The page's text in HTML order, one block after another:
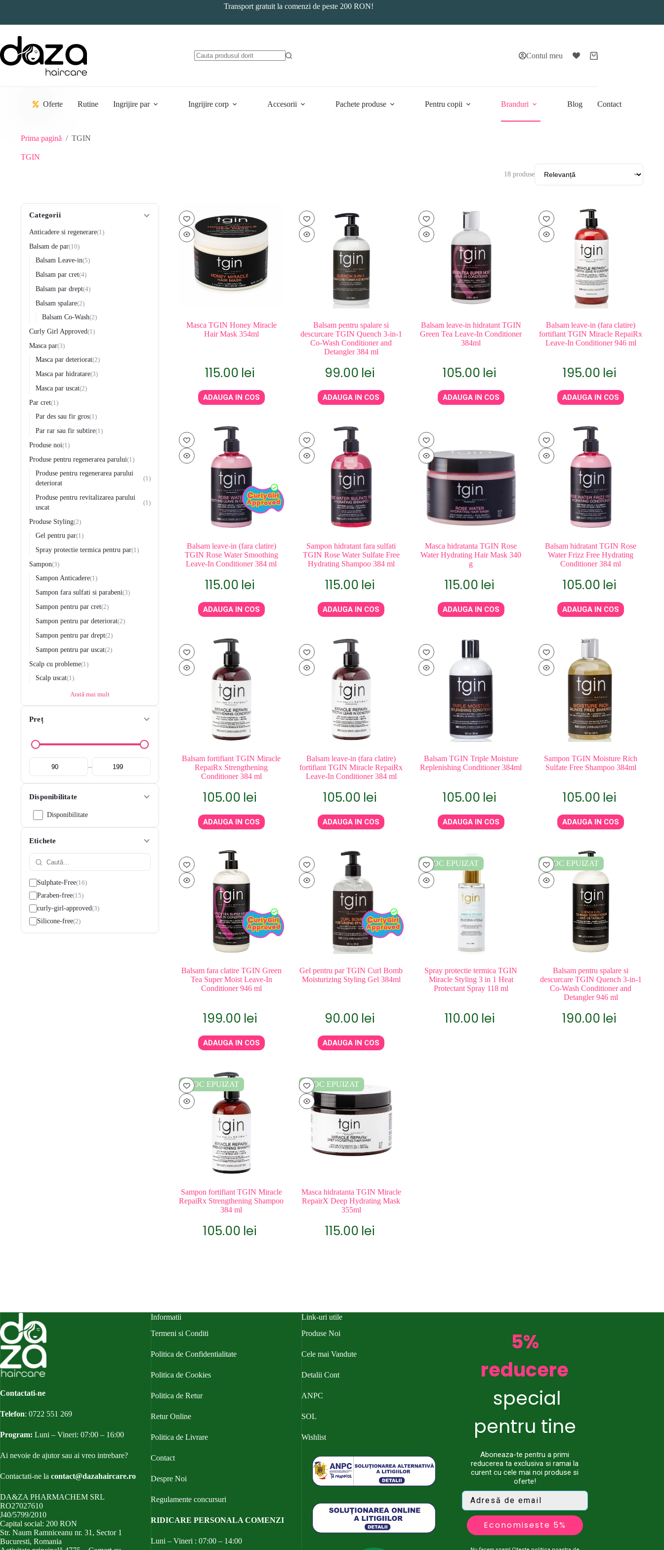
Transport gratuit la comenzi de peste 200 RON!
Contul meu
Coș
Oferte Rutine Ingrijire par Ingrijire corp Accesorii Pachete produse Pentru copii Branduri Blog Contact
Prima pagină / TGIN
TGIN
18 produse
Categorii
Anticadere si regenerare 1
Balsam de par 10
Balsam Leave-in 5
Balsam par cret 4
Balsam par drept 4
Balsam spalare 2
Balsam Co-Wash 2
Curly Girl Approved 1
Masca par 3
Masca par deteriorat 2
Masca par hidratare 3
Masca par uscat 2
Par cret 1
Par des sau fir gros 1
Par rar sau fir subtire 1
Produse noi 1
Produse pentru regenerarea parului 1
Produse pentru regenerarea parului
deteriorat
1
Produse pentru revitalizarea parului
uscat
1
Produse Styling 2
Gel pentru par 1
Spray protectie termica pentru par 1
Sampon 3
Sampon Anticadere 1
Sampon fara sulfati si parabeni 3
Sampon pentru par cret 2
Sampon pentru par deteriorat 2
Sampon pentru par drept 2
Sampon pentru par uscat 2
Scalp cu probleme 1
Scalp uscat 1
Arată mai mult
Preț
–
Disponibilitate
Disponibilitate
Etichete
Sulphate-Free 16
Paraben-free 15
curly-girl-approved 3
Silicone-free 2
Masca TGIN Honey Miracle
Hair Mask 354ml
115.00 lei
ADAUGA IN COS
Balsam pentru spalare si
descurcare TGIN Quench 3-in-1
Co-Wash Conditioner and
Detangler 384 ml
99.00 lei
ADAUGA IN COS
Balsam leave-in hidratant TGIN
Green Tea Leave-In Conditioner
384ml
105.00 lei
ADAUGA IN COS
Balsam leave-in (fara clatire)
fortifiant TGIN Miracle RepaiRx
Leave-In Conditioner 946 ml
195.00 lei
ADAUGA IN COS
Balsam leave-in (fara clatire)
TGIN Rose Water Smoothing
Leave-In Conditioner 384 ml
115.00 lei
ADAUGA IN COS
Sampon hidratant fara sulfati
TGIN Rose Water Sulfate Free
Hydrating Shampoo 384 ml
115.00 lei
ADAUGA IN COS
Masca hidratanta TGIN Rose
Water Hydrating Hair Mask 340
g
115.00 lei
ADAUGA IN COS
Balsam hidratant TGIN Rose
Water Frizz Free Hydrating
Conditioner 384 ml
105.00 lei
ADAUGA IN COS
Balsam fortifiant TGIN Miracle
RepaiRx Strengthening
Conditioner 384 ml
105.00 lei
ADAUGA IN COS
Balsam leave-in (fara clatire)
fortifiant TGIN Miracle RepaiRx
Leave-In Conditioner 384 ml
105.00 lei
ADAUGA IN COS
Balsam TGIN Triple Moisture
Replenishing Conditioner 384ml
105.00 lei
ADAUGA IN COS
Sampon TGIN Moisture Rich
Sulfate Free Shampoo 384ml
105.00 lei
ADAUGA IN COS
Balsam fara clatire TGIN Green
Tea Super Moist Leave-In
Conditioner 946 ml
199.00 lei
ADAUGA IN COS
Gel pentru par TGIN Curl Bomb
Moisturizing Styling Gel 384ml
90.00 lei
ADAUGA IN COS
STOC EPUIZAT
Spray protectie termica TGIN
Miracle Styling 3 in 1 Heat
Protectant Spray 118 ml
110.00 lei
STOC EPUIZAT
Balsam pentru spalare si
descurcare TGIN Quench 3-in-1
Co-Wash Conditioner and
Detangler 946 ml
190.00 lei
STOC EPUIZAT
Sampon fortifiant TGIN Miracle
RepaiRx Strengthening Shampoo
384 ml
105.00 lei
STOC EPUIZAT
Masca hidratanta TGIN Miracle
RepairX Deep Hydrating Mask
355ml
115.00 lei
Contactati-ne
Telefon: 0722 551 269
Program: Luni – Vineri: 07:00 – 16:00
Ai nevoie de ajutor sau ai vreo intrebare?
Contactati-ne la contact@dazahaircare.ro
DA&ZA PHARMACHEM SRL
RO27027610
J40/5799/2010
Capital social: 200 RON
Str. Naum Ramniceanu nr. 31, Sector 1
Bucuresti, Romania
Informatii
Termeni si Conditi
Politica de Confidentialitate
Politica de Cookies
Politica de Retur
Retur Online
Politica de Livrare
Contact
Despre Noi
Regulamente concursuri
RIDICARE PERSONALA COMENZI
Luni – Vineri : 07:00 – 14:00
Link-uri utile
Produse Noi
Cele mai Vandute
Detalii Cont
ANPC
SOL
Wishlist
5%
reducere
special
pentru tine
Aboneaza-te pentru a primi
reducerea ta exclusiva si ramai la
curent cu cele mai noi produse si
oferte!
Economiseste 5%